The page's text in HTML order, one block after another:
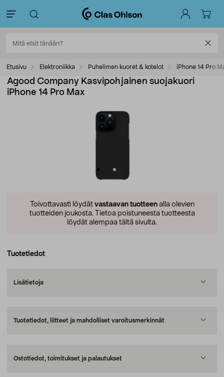
Etusivu Elektroniikka Puhelimen kuoret & kotelot iPhone 14 Pro
Agood Company Kasvipohjainen suojakuori
iPhone 14 Pro Max
Toivottavasti löydät vastaavan tuotteenalla olevien
tuotteiden joukosta. Tietoa poistuneesta tuotteesta
löydät alempaa tältä sivulta.
Tuotetiedot
Lisätietoja
Tuotetiedot, liitteet ja mahdolliset varoitusmerkinnät
Ostotiedot, toimitukset ja palautukset